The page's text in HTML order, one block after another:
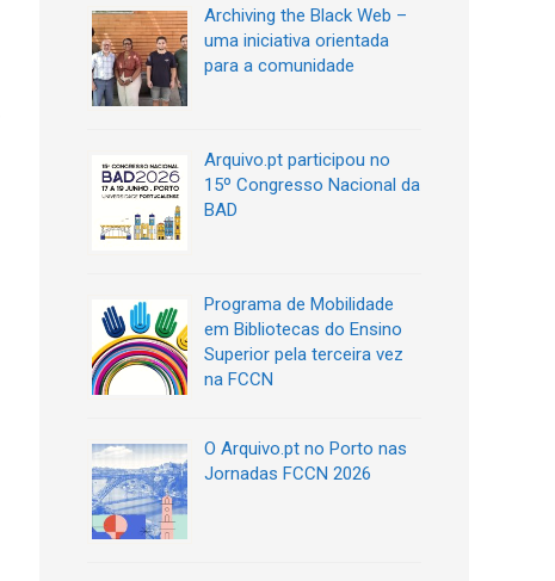
Archiving the Black Web –
uma iniciativa orientada
para a comunidade
Arquivo.pt participou no
15º Congresso Nacional da
BAD
Programa de Mobilidade
em Bibliotecas do Ensino
Superior pela terceira vez
na FCCN
O Arquivo.pt no Porto nas
Jornadas FCCN 2026